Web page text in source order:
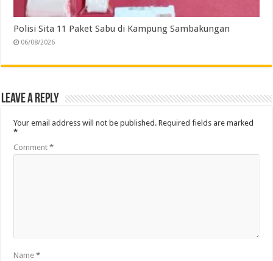
Polisi Sita 11 Paket Sabu di Kampung Sambakungan
06/08/2026
Leave a Reply
Your email address will not be published. Required fields are marked
*
Comment*
Name*